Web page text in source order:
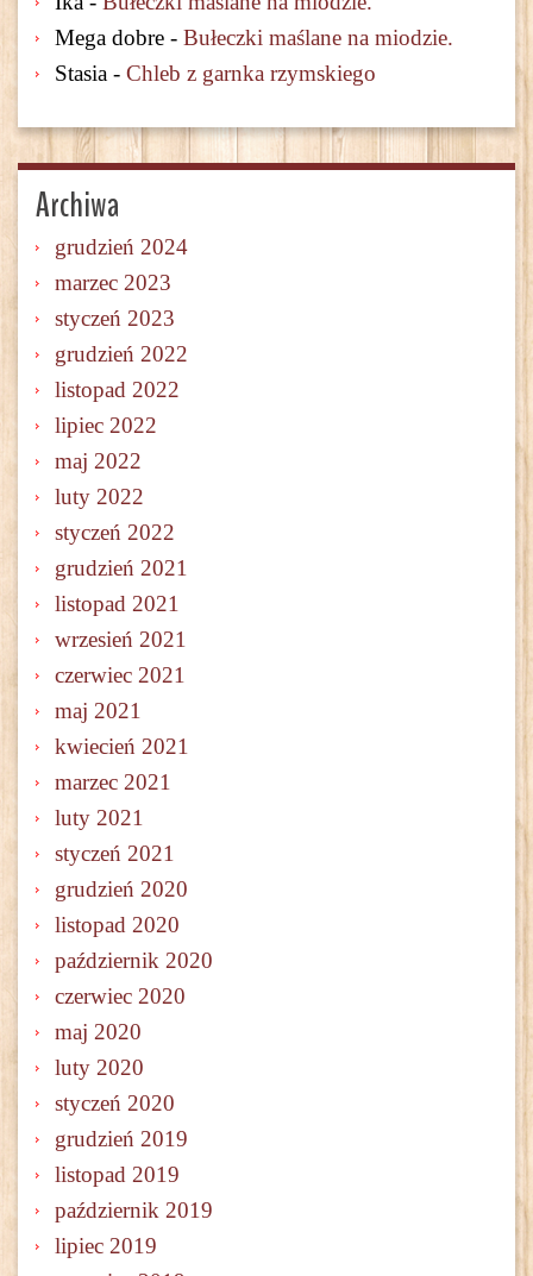
Mega dobre - Bułeczki maślane na miodzie.
Stasia - Chleb z garnka rzymskiego
Archiwa
grudzień 2024
marzec 2023
styczeń 2023
grudzień 2022
listopad 2022
lipiec 2022
maj 2022
luty 2022
styczeń 2022
grudzień 2021
listopad 2021
wrzesień 2021
czerwiec 2021
maj 2021
kwiecień 2021
marzec 2021
luty 2021
styczeń 2021
grudzień 2020
listopad 2020
październik 2020
czerwiec 2020
maj 2020
luty 2020
styczeń 2020
grudzień 2019
listopad 2019
październik 2019
lipiec 2019